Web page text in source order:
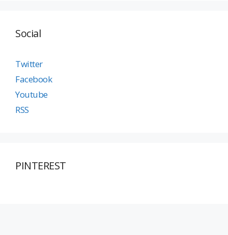
Social
Twitter
Facebook
Youtube
RSS
PINTEREST